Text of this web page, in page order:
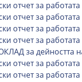
отчет за
отчет за
отчет за
отчет за
за дейността
отчет за
отчет за